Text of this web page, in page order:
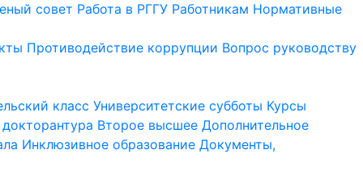
совет Работа в РГГУ Работникам Нормативные
Противодействие коррупции Вопрос руководству
класс Университетские субботы Курсы
Второе высшее Дополнительное
Инклюзивное образование Документы,